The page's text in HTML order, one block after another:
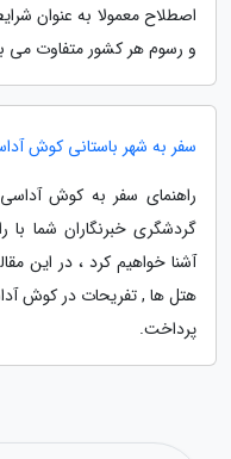
اصطلاح معمولا به عنوان
و رسوم هر کشور متفاوت می
سفر به شهر باستانی کوش
راهنمای سفر به کوش
گردشگری خبرنگاران شما
آشنا خواهیم کرد ، در این
هتل ها , تفریحات در کوش
پرداخت.